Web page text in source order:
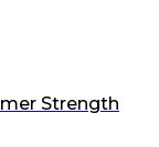
Strength